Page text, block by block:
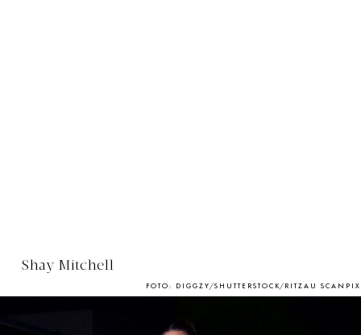
Shay Mitchell
FOTO: DIGGZY/SHUTTERSTOCK/RITZAU SCANPIX